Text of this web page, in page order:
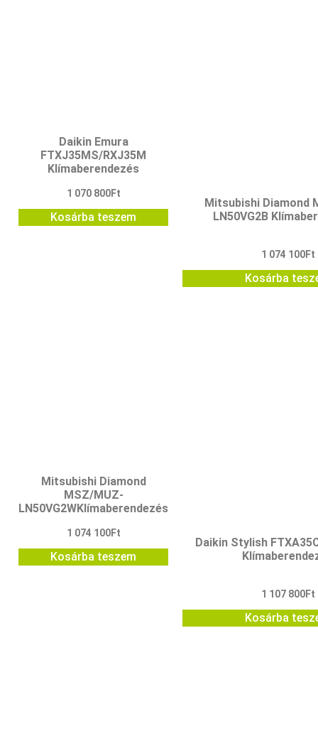
Daikin Emura
FTXJ35MS/RXJ35M
Klímaberendezés
1 070 800Ft
Kosárba teszem
Mitsubishi Diamond
LN50VG2B
1 074 100Ft
Kosárba
Mitsubishi Diamond
MSZ/MUZ-
LN50VG2WKlímaberendezés
1 074 100Ft
Kosárba teszem
Daikin Stylish
1 107 800Ft
Kosárba